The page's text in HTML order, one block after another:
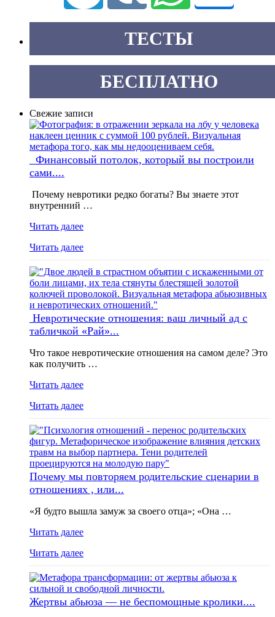
ТЕСТЫ
БЕСПЛАТНО
Свежие записи
Финансовый потолок, который вы построили
сами....
Почему невротики редко богаты? Вы знаете этот
внутренний …
Читать далее
Читать далее
Невротические отношения: ваш личный ад с
табличкой «Рай»...
Что такое невротические отношения на самом деле? Это
как получить …
Читать далее
Читать далее
Почему мы повторяем родительские сценарии в
отношениях , или...
«Я будто вышла замуж за своего отца»; «Она …
Читать далее
Читать далее
Жертвы абьюза — не беспомощные кролики....